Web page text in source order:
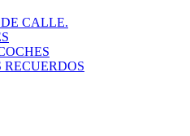
CALLE.